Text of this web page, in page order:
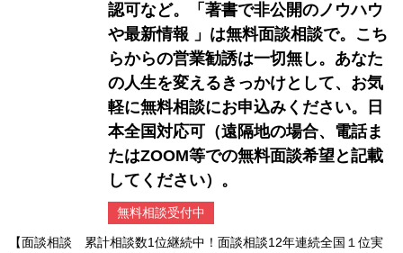
認可など。「著書で非公開のノウハウ
や最新情報 」は無料面談相談で。こち
らからの営業勧誘は一切無し。あなた
の人生を変えるきっかけとして、お気
軽に無料相談にお申込みください。日
本全国対応可（遠隔地の場合、電話ま
たはZOOM等での無料面談希望と記載
してください）。
無料相談受付中
【面談相談 累計相談数1位継続中！面談相談12年連続全国１位実